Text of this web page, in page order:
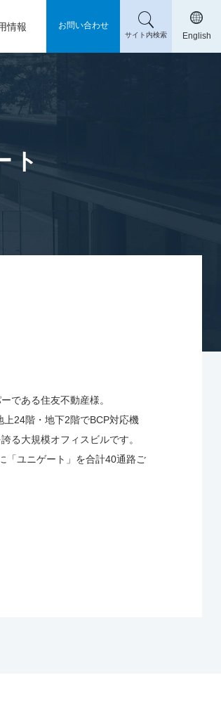
情報 お問い合わせ
サイト内検索 English
ト
である住友不動産様。
24階・地下2階でBCP対応機
る大規模オフィスビルです。
「ユニゲート」を合計40通路ご